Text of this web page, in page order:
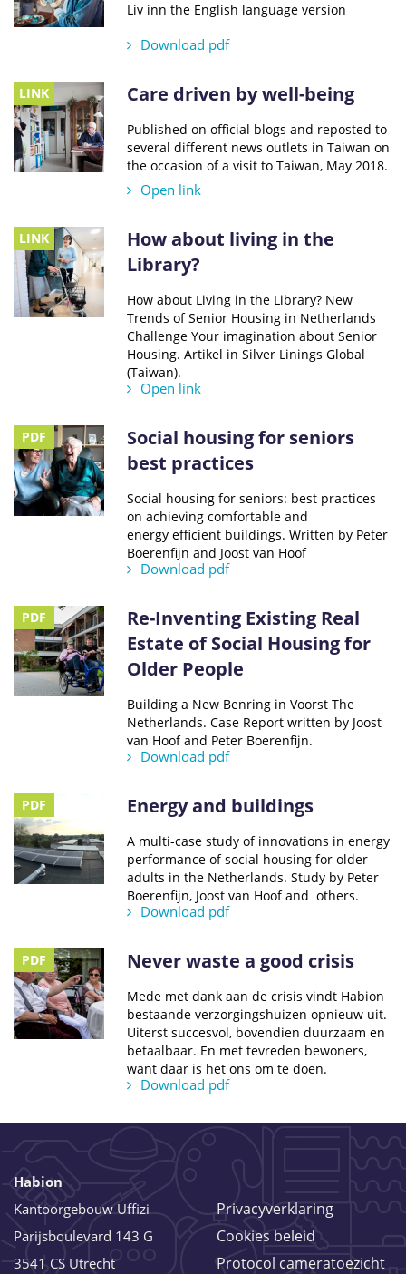
Liv inn the English language version
Download pdf
LINK Care driven by well-being
Published on official blogs and reposted to
several different news outlets in Taiwan on
the occasion of a visit to Taiwan, May 2018.
Open link
LINK
How about living in the
Library?
How about Living in the Library? New
Trends of Senior Housing in Netherlands
Challenge Your imagination about Senior
Housing. Artikel in Silver Linings Global
(Taiwan).
Open link
PDF
Social housing for seniors
best practices
Social housing for seniors: best practices
on achieving comfortable and
energy efficient buildings. Written by Peter
Boerenfijn and Joost van Hoof
Download pdf
PDF
Re-Inventing Existing Real
Estate of Social Housing for
Older People
Building a New Benring in Voorst The
Netherlands. Case Report written by Joost
van Hoof and Peter Boerenfijn.
Download pdf
PDF Energy and buildings
A multi-case study of innovations in energy
performance of social housing for older
adults in the Netherlands. Study by Peter
Boerenfijn, Joost van Hoof and others.
Download pdf
PDF Never waste a good crisis
Mede met dank aan de crisis vindt Habion
bestaande verzorgingshuizen opnieuw uit.
Uiterst succesvol, bovendien duurzaam en
betaalbaar. En met tevreden bewoners,
want daar is het ons om te doen.
Download pdf
Habion
Kantoorgebouw Uffizi
Parijsboulevard 143 G
3541 CS Utrecht
Privacyverklaring
Cookies beleid
Protocol cameratoezicht